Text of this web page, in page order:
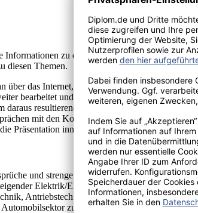
zu diesen Teilgebieten
diesen Themen.
über das Internet, in Fachzeitschriften oder über
bearbeitet und ausgewertet, daraufhin
resultierenden Prüfablauf und Aufbau,
mit den Kontaktpersonen dieser Firmen
Präsentation innerhalb der Firma DMT.
und strengerer gesetzlicher Vorschriften
Elektrik/Elektronik in modernen
Antriebstechnik, Leistungs-elektronik,
zum wichtigsten Treiber der